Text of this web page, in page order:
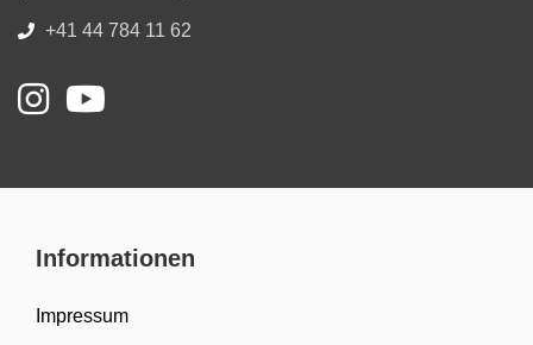
+41 44 784 11 62
Informationen
Impressum